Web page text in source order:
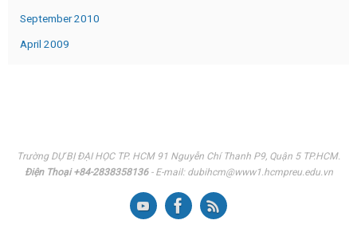
September 2010
April 2009
Trường DỰ BỊ ĐẠI HỌC TP. HCM 91 Nguyễn Chí Thanh P9, Quận 5 TP.HCM.
Điện Thoại +84-2838358136- E-mail: dubihcm@www1.hcmpreu.edu.vn